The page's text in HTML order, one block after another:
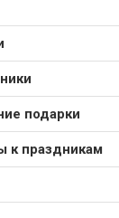
подарки
к праздникам